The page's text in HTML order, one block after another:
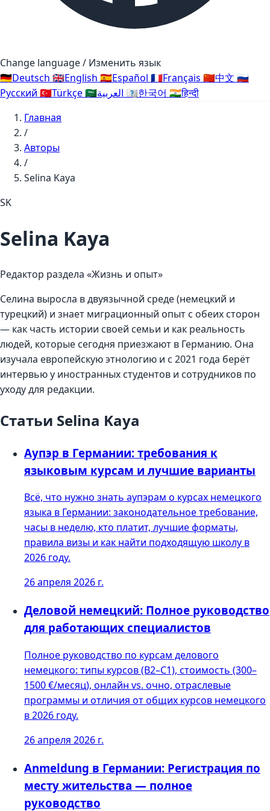
Change language / Изменить язык
🇩🇪Deutsch 🇬🇧English 🇪🇸Español 🇫🇷Français 🇨🇳中文 🇷🇺
Русский 🇹🇷Türkçe🇸🇦 🇰🇷한국어 🇮🇳हिन्दी
Главная
/
Авторы
/
Selina Kaya
SK
Selina Kaya
Редактор раздела «Жизнь и опыт»
Селина выросла в двуязычной среде (немецкий и
турецкий) и знает миграционный опыт с обеих сторон
— как часть истории своей семьи и как реальность
людей, которые сегодня приезжают в Германию. Она
изучала европейскую этнологию и с 2021 года берёт
интервью у иностранных студентов и сотрудников по
уходу для редакции.
Статьи Selina Kaya
Аупэр в Германии: требования к
языковым курсам и лучшие варианты
Всё, что нужно знать аупэрам о курсах немецкого
языка в Германии: законодательное требование,
часы в неделю, кто платит, лучшие форматы,
правила визы и как найти подходящую школу в
2026 году.
26 апреля 2026 г.
Деловой немецкий: Полное руководство
для работающих специалистов
Полное руководство по курсам делового
немецкого: типы курсов (B2–C1), стоимость (300–
1500 €/месяц), онлайн vs. очно, отраслевые
программы и отличия от общих курсов немецкого
в 2026 году.
26 апреля 2026 г.
Anmeldung в Германии: Регистрация по
месту жительства — полное
руководство